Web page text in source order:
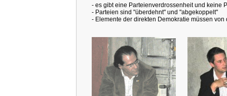
- es gibt eine Parteienverdrossenheit und keine
- Parteien sind "überdehnt" und "abgekoppelt"
- Elemente der direkten Demokratie müssen